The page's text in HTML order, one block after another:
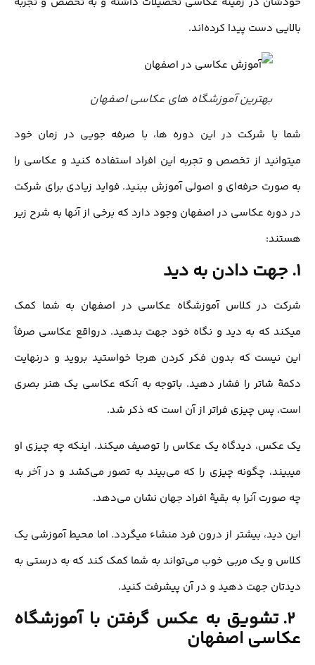
بالایی دست پیدا کرده‌اند.
بهترین آموزشگاه های عکاسی اصفهان
شما با شرکت در این دوره ها، با صرفه جویی در زمان خود
میتوانید از تخصص و تجربه این افراد استفاده کنید و عکاسی را
به صورت حرفه‌ای و اصولی آموزش ببنید. فواید زیادی برای شرکت
در دوره عکاسی در اصفهان وجود دارد که برخی از آنها به شرح زیر
هستند:
شرکت در کلاس آموزشگاه عکاسی در اصفهان به شما کمک
میکند که به دید و نگاه خود جهت بدهید. درواقع عکاسی صرفاً
این نیست که بدون فکر کردن هرجا خواستید بروید و درنهایت
دکمۀ شاتر را فشار دهید. باتوجه به آنکه عکاسی یک هنر بصری
است، پس چیزی فراتر از آن است که ذکر شد.
یک عکس، دیدگاه یک عکاس را توصیف میکند. اینکه چه چیزی او
میبیند، چگونه چیزی را که می‌بیند به تصور می‌کشد و در آخر به
چه صورت آنرا به بقیۀ افراد جهان نشان می‌دهد.
این دید، بیشتر از درون فرد منشاء میگردد. اما محیط آموزشی یک
کلاس و یک مربی خوب می‌تواند به شما کمک کند که به درستی به
دیدتان جهت دهید و در آن پیشرفت کنید.
2. تشویق به عکس گرفتن با آموزشگاه
عکاسی اصفهان